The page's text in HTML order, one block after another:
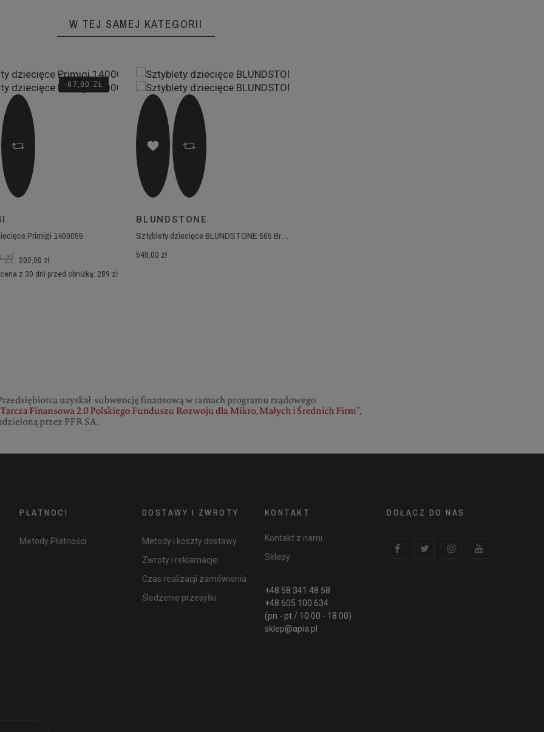
W TEJ SAMEJ KATEGORII
Primigi 1400055
202,00 zł
z 30 dni przed obniżką: 289 zł
-87,00 ZŁ
BLUNDSTONE
Sztyblety dziecięce BLUNDSTONE 565 Brown
549,00 zł
PŁATNOCI
Metody Płatności
DOSTAWY I ZWROTY
Metody i koszty dostawy
Zwroty i reklamacje
Czas realizacji zamówienia
Śledzenie przesyłki
KONTAKT
Kontakt z nami
Sklepy
+48 58 341 48 58
+48 605 100 634
(pn - pt / 10.00 - 18.00)
sklep@apia.pl
DOŁĄCZ DO NAS